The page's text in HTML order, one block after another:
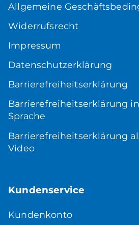
Allgemeine
Widerrufsrecht
Impressum
Datenschutzerklärung
Barrierefreiheitserklärung
Barrierefreiheitserklärung
Sprache
Barrierefreiheitserklärung
Video
Kundenservice
Kundenkonto